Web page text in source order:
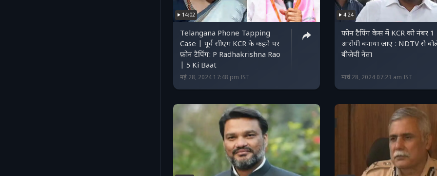
14:02
Telangana Phone Tapping
Case | पूर्व सीएम KCR के कहने पर
फ़ोन टैपिंग: P Radhakrishna Rao
| 5 Ki Baat
मई 28, 2024 17:48 pm IST
4:24
फोन टैपिंग केस में KCR को नंबर 1
आरोपी बनाया जाए : NDTV से
बीजेपी नेता
मार्च 28, 2024 07:23 am IST